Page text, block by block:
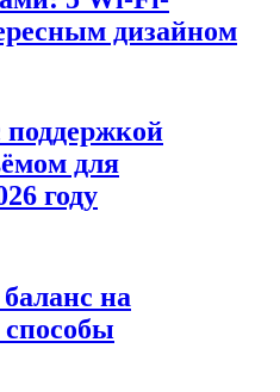
дизайном
поддержкой
для
году
на